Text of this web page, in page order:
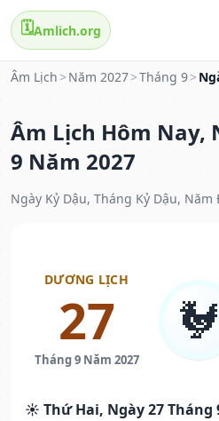
🗓️Amlich.org
Âm Lịch > Năm 2027>Tháng 9>
Âm Lịch Hôm Nay,
9 Năm 2027
Ngày Kỷ Dậu, Tháng Kỷ Dậu,
DƯƠNG LỊCH
27
Tháng 9 Năm 2027
🐓
☀️ Thứ Hai, Ngày 27 Tháng